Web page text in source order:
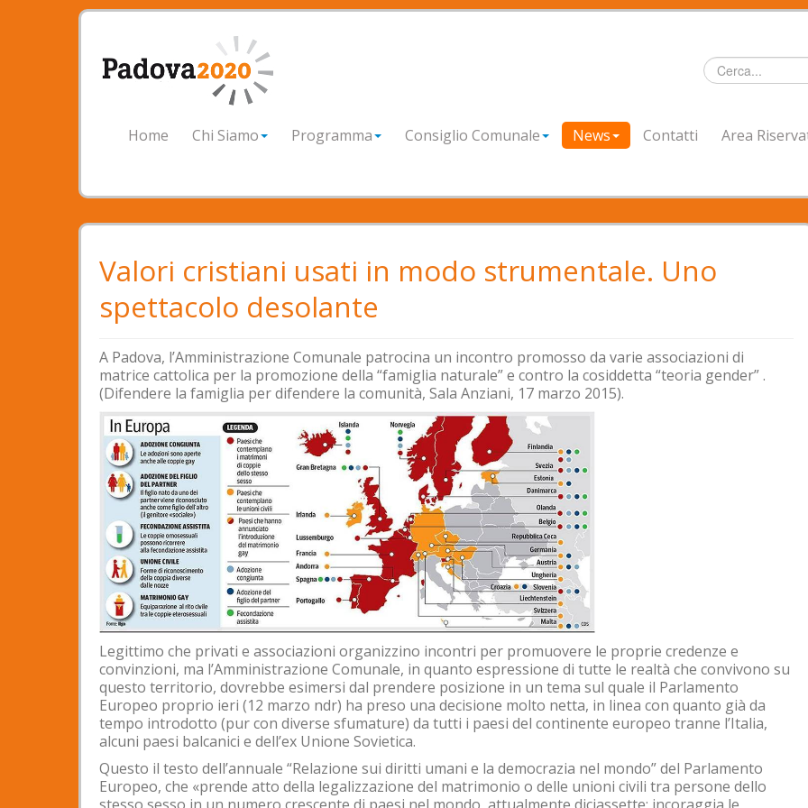
Cerca...
Home Chi Siamo Programma Consiglio Comunale News Contatti Area
Valori cristiani usati in modo strumentale. Uno
spettacolo desolante
A Padova, l’Amministrazione Comunale patrocina un incontro promosso da varie associazioni di
matrice cattolica per la promozione della “famiglia naturale” e contro la cosiddetta “teoria gender” .
(Difendere la famiglia per difendere la comunità, Sala Anziani, 17 marzo 2015).
Legittimo che privati e associazioni organizzino incontri per promuovere le proprie credenze e
convinzioni, ma l’Amministrazione Comunale, in quanto espressione di tutte le realtà che convivono su
questo territorio, dovrebbe esimersi dal prendere posizione in un tema sul quale il Parlamento
Europeo proprio ieri (12 marzo ndr) ha preso una decisione molto netta, in linea con quanto già da
tempo introdotto (pur con diverse sfumature) da tutti i paesi del continente europeo tranne l’Italia,
alcuni paesi balcanici e dell’ex Unione Sovietica.
Questo il testo dell’annuale “Relazione sui diritti umani e la democrazia nel mondo” del Parlamento
Europeo, che «prende atto della legalizzazione del matrimonio o delle unioni civili tra persone dello